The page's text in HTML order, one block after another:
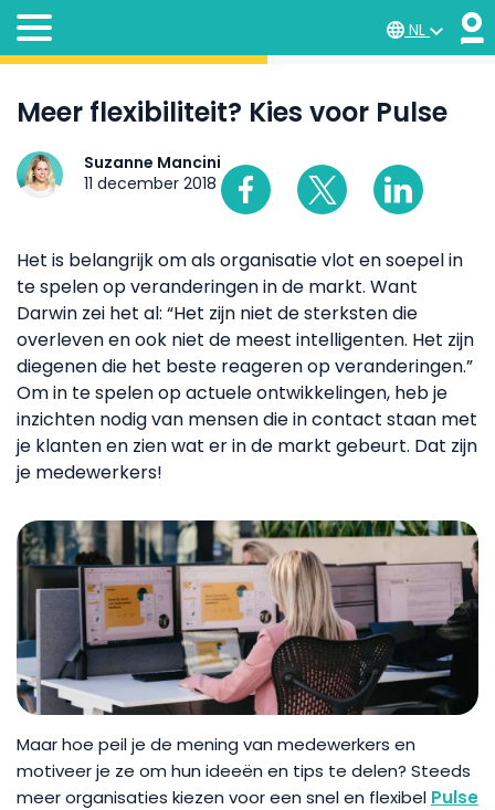
NL
Meer flexibiliteit? Kies voor Pulse
Suzanne Mancini
11 december 2018
Het is belangrijk om als organisatie vlot en soepel in
te spelen op veranderingen in de markt. Want
Darwin zei het al: “Het zijn niet de sterksten die
overleven en ook niet de meest intelligenten. Het zijn
diegenen die het beste reageren op veranderingen.”
Om in te spelen op actuele ontwikkelingen, heb je
inzichten nodig van mensen die in contact staan met
je klanten en zien wat er in de markt gebeurt. Dat zijn
je medewerkers!
Maar hoe peil je de mening van medewerkers en
motiveer je ze om hun ideeën en tips te delen? Steeds
meer organisaties kiezen voor een snel en flexibel Pulse